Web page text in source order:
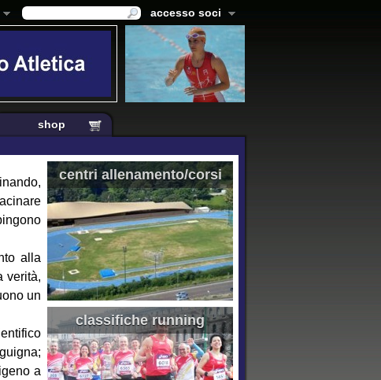
accesso soci
shop
alla
verità,
un
a
centri allenamento/corsi
classifiche running